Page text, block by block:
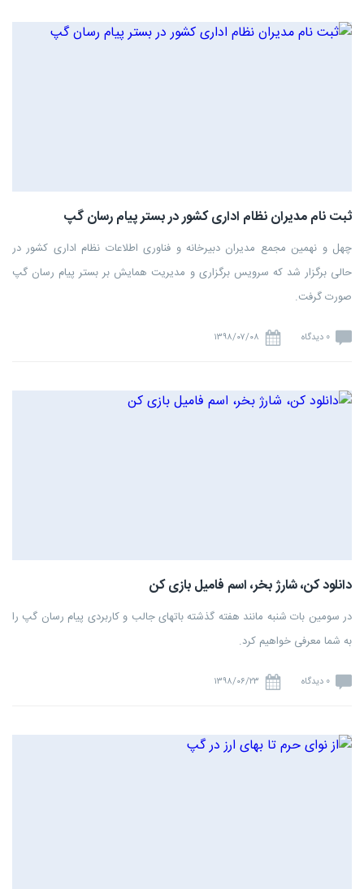
ثبت نام مدیران نظام اداری کشور در بستر پیام رسان گپ
چهل و نهمین مجمع مدیران دبیرخانه و فناوری اطلاعات نظام اداری کشور در
حالی برگزار شد که سرویس برگزاری و مدیریت همایش بر بستر پیام رسان گپ
صورت گرفت.
0 دیدگاه ۱۳۹۸/۰۷/۰۸
دانلود کن، شارژ بخر، اسم فامیل بازی کن
در سومین بات شنبه مانند هفته گذشته باتهای جالب و کاربردی پیام رسان گپ را
به شما معرفی خواهیم کرد.
0 دیدگاه ۱۳۹۸/۰۶/۲۳